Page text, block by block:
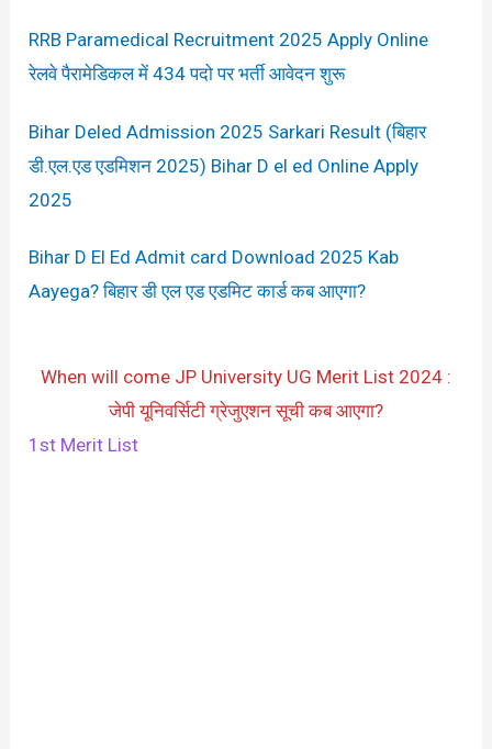
RRB Paramedical Recruitment 2025 Apply Online
रेलवे पैरामेडिकल में 434 पदो पर भर्ती आवेदन शुरू
Bihar Deled Admission 2025 Sarkari Result (बिहार
डी.एल.एड एडमिशन 2025) Bihar D el ed Online Apply
2025
Bihar D El Ed Admit card Download 2025 Kab
Aayega? बिहार डी एल एड एडमिट कार्ड कब आएगा?
When will come JP University UG Merit List 2024 :
जेपी यूनिवर्सिटी ग्रेजुएशन सूची कब आएगा?
1st Merit List